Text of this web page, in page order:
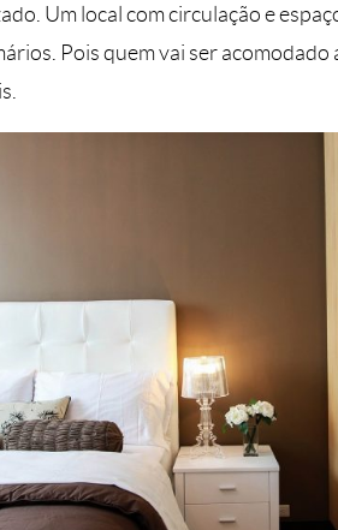
Um local com circulação e
Pois quem vai ser acomodado